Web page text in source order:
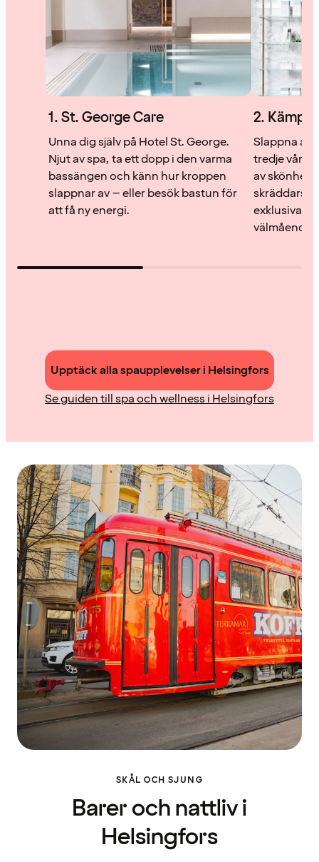
1. St. George Care
Unna dig själv på Hotel St. George.
Njut av spa, ta ett dopp i den varma
bassängen och känn hur kroppen
slappnar av – eller besök bastun för
att få ny energi.
2. Kämp
Slappna av
tredje
av
exklusiva
välmående.
Upptäck alla spaupplevelser i Helsingfors
Se guiden till spa och wellness i Helsingfors
SKÅL OCH SJUNG
Barer och nattliv i
Helsingfors